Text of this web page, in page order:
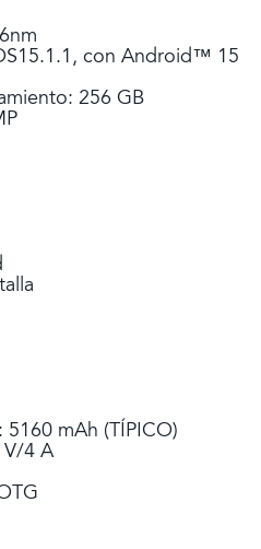
con Android™ 15
256 GB
mAh (TÍPICO)
V/4 A